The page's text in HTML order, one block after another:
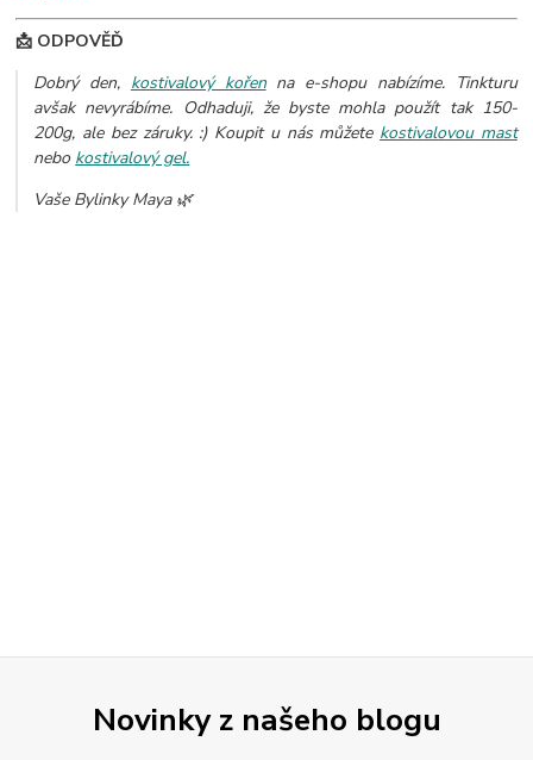
📩 ODPOVĚĎ
Dobrý den, kostivalový kořenna e-shopu nabízíme. Tinkturu
avšak nevyrábíme. Odhaduji, že byste mohla použít tak 150-
200g, ale bez záruky. :) Koupit u nás můžete kostivalovou mast
nebo kostivalový gel.
Vaše Bylinky Maya 🌿
Novinky z našeho blogu